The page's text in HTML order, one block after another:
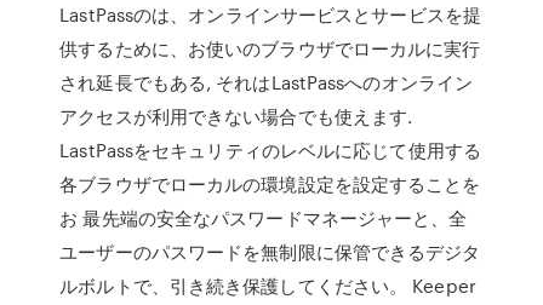
LastPassのは、オンラインサービスとサービスを提
供するために、お使いのブラウザでローカルに実行
され延長でもある, それはLastPassへのオンライン
アクセスが利用できない場合でも使えます.
LastPassをセキュリティのレベルに応じて使用する
各ブラウザでローカルの環境設定を設定することを
お 最先端の安全なパスワードマネージャーと、全
ユーザーのパスワードを無制限に保管できるデジタ
ルボルトで、引き続き保護してください。 Keeper